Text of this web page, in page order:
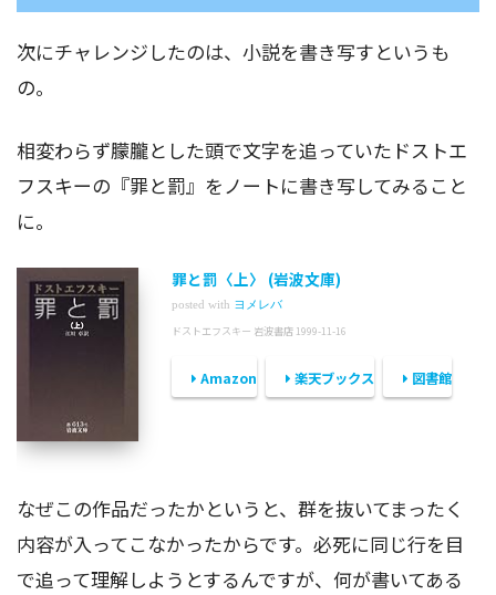
次にチャレンジしたのは、小説を書き写すというも
の。
相変わらず朦朧とした頭で文字を追っていたドストエ
フスキーの『罪と罰』をノートに書き写してみること
に。
罪と罰〈上〉 (岩波文庫)
posted with ヨメレバ
ドストエフスキー 岩波書店 1999-11-16
Amazon 楽天ブックス 図書館
なぜこの作品だったかというと、群を抜いてまったく
内容が入ってこなかったからです。必死に同じ行を目
で追って理解しようとするんですが、何が書いてある